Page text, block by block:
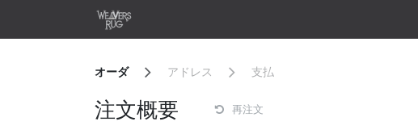
コンテンツへスキップ
オーダ アドレス 支払
注文概要 再注文